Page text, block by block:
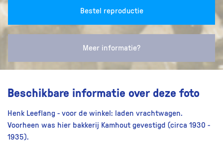
Bestel reproductie
Meer informatie?
Beschikbare informatie over deze foto
Henk Leeflang - voor de winkel: laden vrachtwagen.
Voorheen was hier bakkerij Kamhout gevestigd (circa 1930 -
1935).